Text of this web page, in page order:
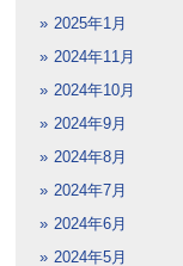
2025年1月
2024年11月
2024年10月
2024年9月
2024年8月
2024年7月
2024年6月
2024年5月